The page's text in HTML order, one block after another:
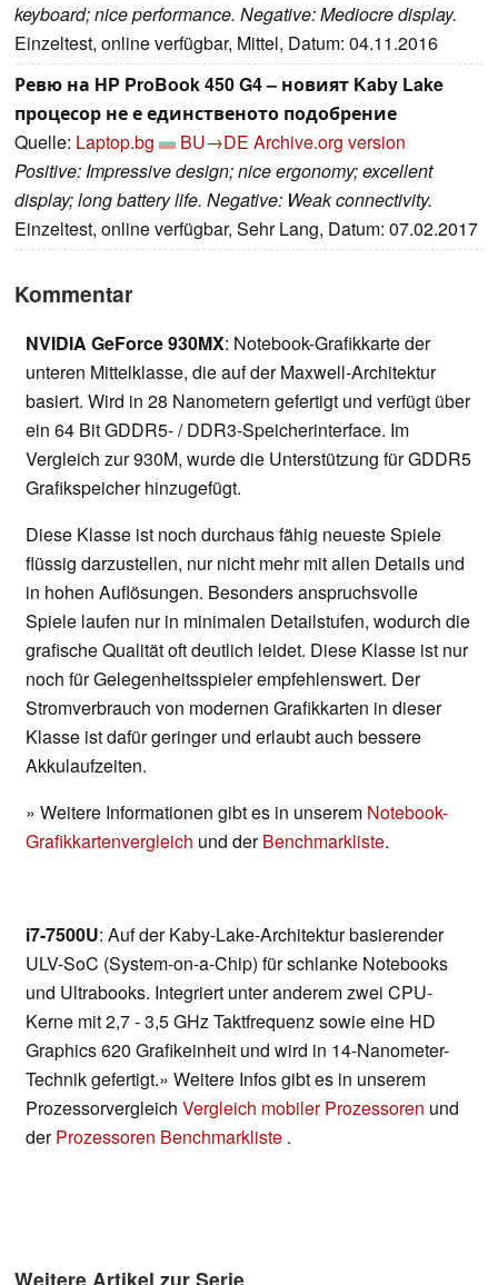
keyboard; nice performance. Negative: Mediocre display.
Einzeltest, online verfügbar, Mittel, Datum: 04.11.2016
Ревю на HP ProBook 450 G4 – новият Kaby Lake
процесор не е единственото подобрение
Quelle: Laptop.bg BU→DE Archive.org version
Positive: Impressive design; nice ergonomy; excellent
display; long battery life. Negative: Weak connectivity.
Einzeltest, online verfügbar, Sehr Lang, Datum: 07.02.2017
Kommentar
NVIDIA GeForce 930MX: Notebook-Grafikkarte der
unteren Mittelklasse, die auf der Maxwell-Architektur
basiert. Wird in 28 Nanometern gefertigt und verfügt über
ein 64 Bit GDDR5- / DDR3-Speicherinterface. Im
Vergleich zur 930M, wurde die Unterstützung für GDDR5
Grafikspeicher hinzugefügt.
Diese Klasse ist noch durchaus fähig neueste Spiele
flüssig darzustellen, nur nicht mehr mit allen Details und
in hohen Auflösungen. Besonders anspruchsvolle
Spiele laufen nur in minimalen Detailstufen, wodurch die
grafische Qualität oft deutlich leidet. Diese Klasse ist nur
noch für Gelegenheitsspieler empfehlenswert. Der
Stromverbrauch von modernen Grafikkarten in dieser
Klasse ist dafür geringer und erlaubt auch bessere
Akkulaufzeiten.
» Weitere Informationen gibt es in unserem Notebook-
Grafikkartenvergleich und derBenchmarkliste.
i7-7500U: Auf der Kaby-Lake-Architektur basierender
ULV-SoC (System-on-a-Chip) für schlanke Notebooks
und Ultrabooks. Integriert unter anderem zwei CPU-
Kerne mit 2,7 - 3,5 GHz Taktfrequenz sowie eine HD
Graphics 620 Grafikeinheit und wird in 14-Nanometer-
Technik gefertigt.» Weitere Infos gibt es in unserem
Prozessorvergleich Vergleich mobiler Prozessoren und
derProzessoren Benchmarkliste .
Weitere Artikel zur Serie